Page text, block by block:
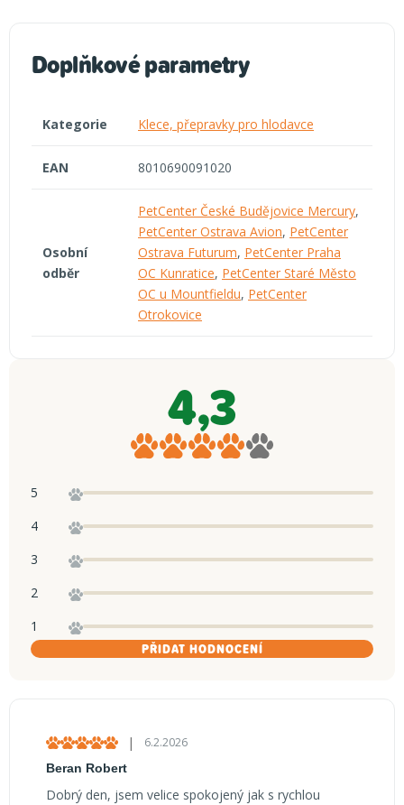
Doplňkové parametry
Kategorie Klece, přepravky pro hlodavce
EAN 8010690091020
Osobní
odběr
PetCenter České Budějovice Mercury,
PetCenter Ostrava Avion, PetCenter
Ostrava Futurum, PetCenter Praha
OC Kunratice, PetCenter Staré Město
OC u Mountfieldu, PetCenter
Otrokovice
4,3
Průměrné
je
z
5
4
3
2
1
PŘIDAT HODNOCENÍ
Beran Robert
Hodnocení produktu je 5 z 5 hvězdiček.
| 6.2.2026
Dobrý den, jsem velice spokojený jak s rychlou